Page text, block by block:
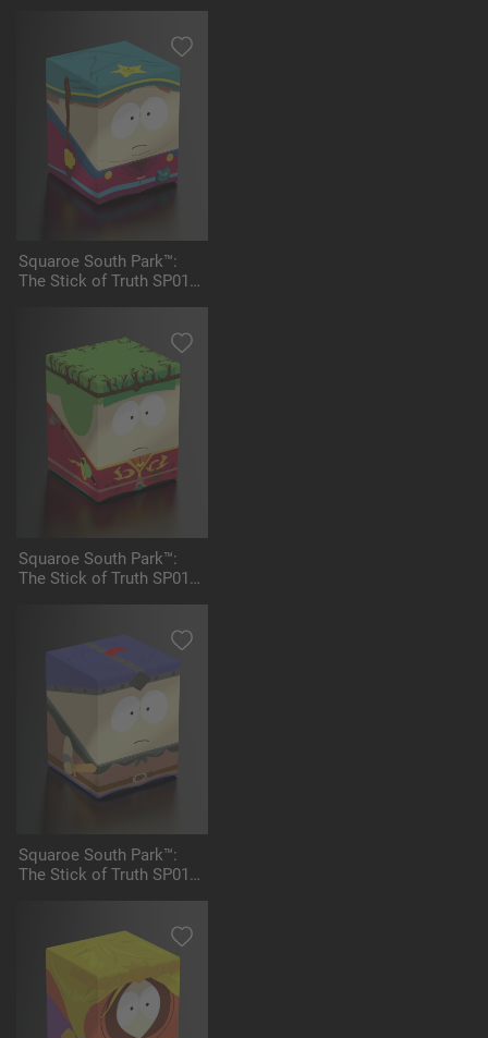
Squaroe South Park™:
The Stick of Truth SP011
Squaroe South Park™:
The Stick of Truth SP012
Squaroe South Park™:
The Stick of Truth SP013